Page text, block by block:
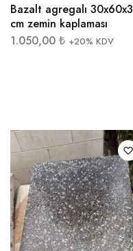
Bazalt agregalı 30x60x3
cm zemin kaplaması
1.050,00 ₺ +20% KDV